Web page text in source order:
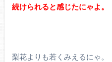
続けられると感じたにゃよ。
梨花よりも若くみえるにゃ。